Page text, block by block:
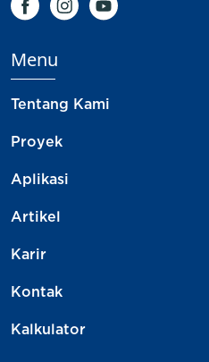
Menu
Tentang Kami
Proyek
Aplikasi
Artikel
Karir
Kontak
Kalkulator